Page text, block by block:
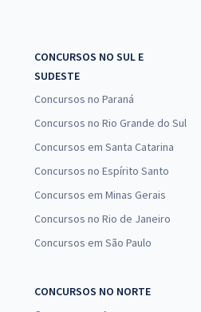
CONCURSOS NO SUL E
SUDESTE
Concursos no Paraná
Concursos no Rio Grande do Sul
Concursos em Santa Catarina
Concursos no Espírito Santo
Concursos em Minas Gerais
Concursos no Rio de Janeiro
Concursos em São Paulo
CONCURSOS NO NORTE